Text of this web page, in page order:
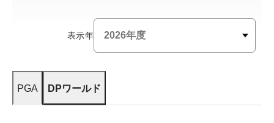
表示年
PGA DPワールド